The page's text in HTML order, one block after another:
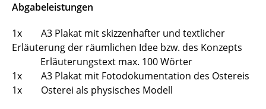
Abgabeleistungen
1x A3 Plakat mit skizzenhafter und textlicher
Erläuterung der räumlichen Idee bzw. des Konzepts
Erläuterungstext max. 100 Wörter
1x A3 Plakat mit Fotodokumentation des Ostereis
1x Osterei als physisches Modell